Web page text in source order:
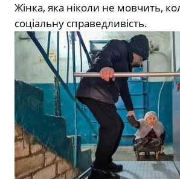
Жінка, яка ніколи не мовчить,
соціальну справедливість.